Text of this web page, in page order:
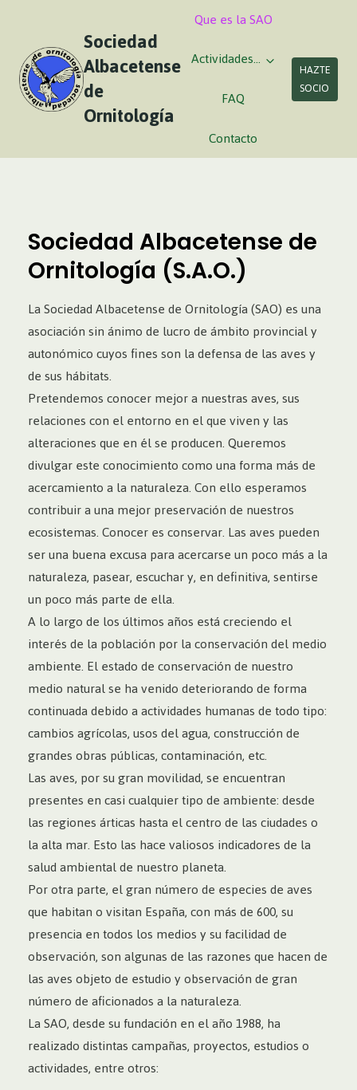
contenido
Sociedad
Albacetense
de
Ornitología
Que es la SAO
Actividades…
FAQ
Contacto
HAZTE
SOCIO
Sociedad Albacetense de
Ornitología (S.A.O.)
La Sociedad Albacetense de Ornitología (SAO) es una
asociación sin ánimo de lucro de ámbito provincial y
autonómico cuyos fines son la defensa de las aves y
de sus hábitats.
Pretendemos conocer mejor a nuestras aves, sus
relaciones con el entorno en el que viven y las
alteraciones que en él se producen. Queremos
divulgar este conocimiento como una forma más de
acercamiento a la naturaleza. Con ello esperamos
contribuir a una mejor preservación de nuestros
ecosistemas. Conocer es conservar. Las aves pueden
ser una buena excusa para acercarse un poco más a la
naturaleza, pasear, escuchar y, en definitiva, sentirse
un poco más parte de ella.
A lo largo de los últimos años está creciendo el
interés de la población por la conservación del medio
ambiente. El estado de conservación de nuestro
medio natural se ha venido deteriorando de forma
continuada debido a actividades humanas de todo tipo:
cambios agrícolas, usos del agua, construcción de
grandes obras públicas, contaminación, etc.
Las aves, por su gran movilidad, se encuentran
presentes en casi cualquier tipo de ambiente: desde
las regiones árticas hasta el centro de las ciudades o
la alta mar. Esto las hace valiosos indicadores de la
salud ambiental de nuestro planeta.
Por otra parte, el gran número de especies de aves
que habitan o visitan España, con más de 600, su
presencia en todos los medios y su facilidad de
observación, son algunas de las razones que hacen de
las aves objeto de estudio y observación de gran
número de aficionados a la naturaleza.
La SAO, desde su fundación en el año 1988, ha
realizado distintas campañas, proyectos, estudios o
actividades, entre otros: